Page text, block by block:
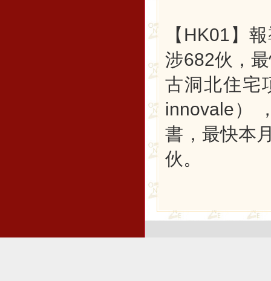
【HK01】
涉682伙，
古洞北住宅
innovale）
書，最快本
伙。